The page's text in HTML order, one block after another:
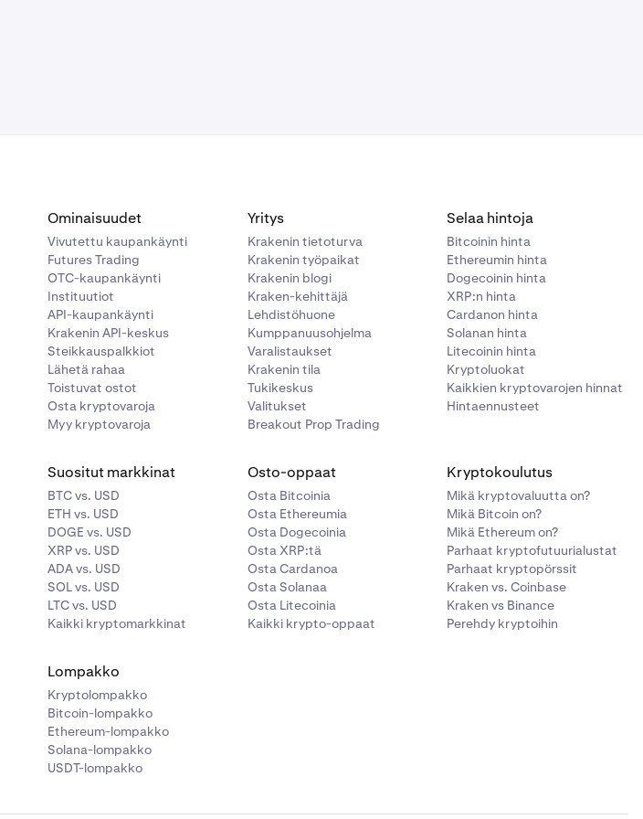
Ominaisuudet
Vivutettu kaupankäynti
Futures Trading
OTC-kaupankäynti
Instituutiot
API-kaupankäynti
Krakenin API-keskus
Steikkauspalkkiot
Lähetä rahaa
Toistuvat ostot
Osta kryptovaroja
Myy kryptovaroja
Yritys
Krakenin tietoturva
Krakenin työpaikat
Krakenin blogi
Kraken-kehittäjä
Lehdistöhuone
Kumppanuusohjelma
Varalistaukset
Krakenin tila
Tukikeskus
Valitukset
Breakout Prop Trading
Selaa hintoja
Bitcoinin hinta
Ethereumin hinta
Dogecoinin hinta
XRP:n hinta
Cardanon hinta
Solanan hinta
Litecoinin hinta
Kryptoluokat
Kaikkien kryptovarojen hinnat
Hintaennusteet
Suositut markkinat
BTC vs. USD
ETH vs. USD
DOGE vs. USD
XRP vs. USD
ADA vs. USD
SOL vs. USD
LTC vs. USD
Kaikki kryptomarkkinat
Osto-oppaat
Osta Bitcoinia
Osta Ethereumia
Osta Dogecoinia
Osta XRP:tä
Osta Cardanoa
Osta Solanaa
Osta Litecoinia
Kaikki krypto-oppaat
Kryptokoulutus
Mikä kryptovaluutta on?
Mikä Bitcoin on?
Mikä Ethereum on?
Parhaat kryptofutuurialustat
Parhaat kryptopörssit
Kraken vs. Coinbase
Kraken vs Binance
Perehdy kryptoihin
Lompakko
Kryptolompakko
Bitcoin-lompakko
Ethereum-lompakko
Solana-lompakko
USDT-lompakko